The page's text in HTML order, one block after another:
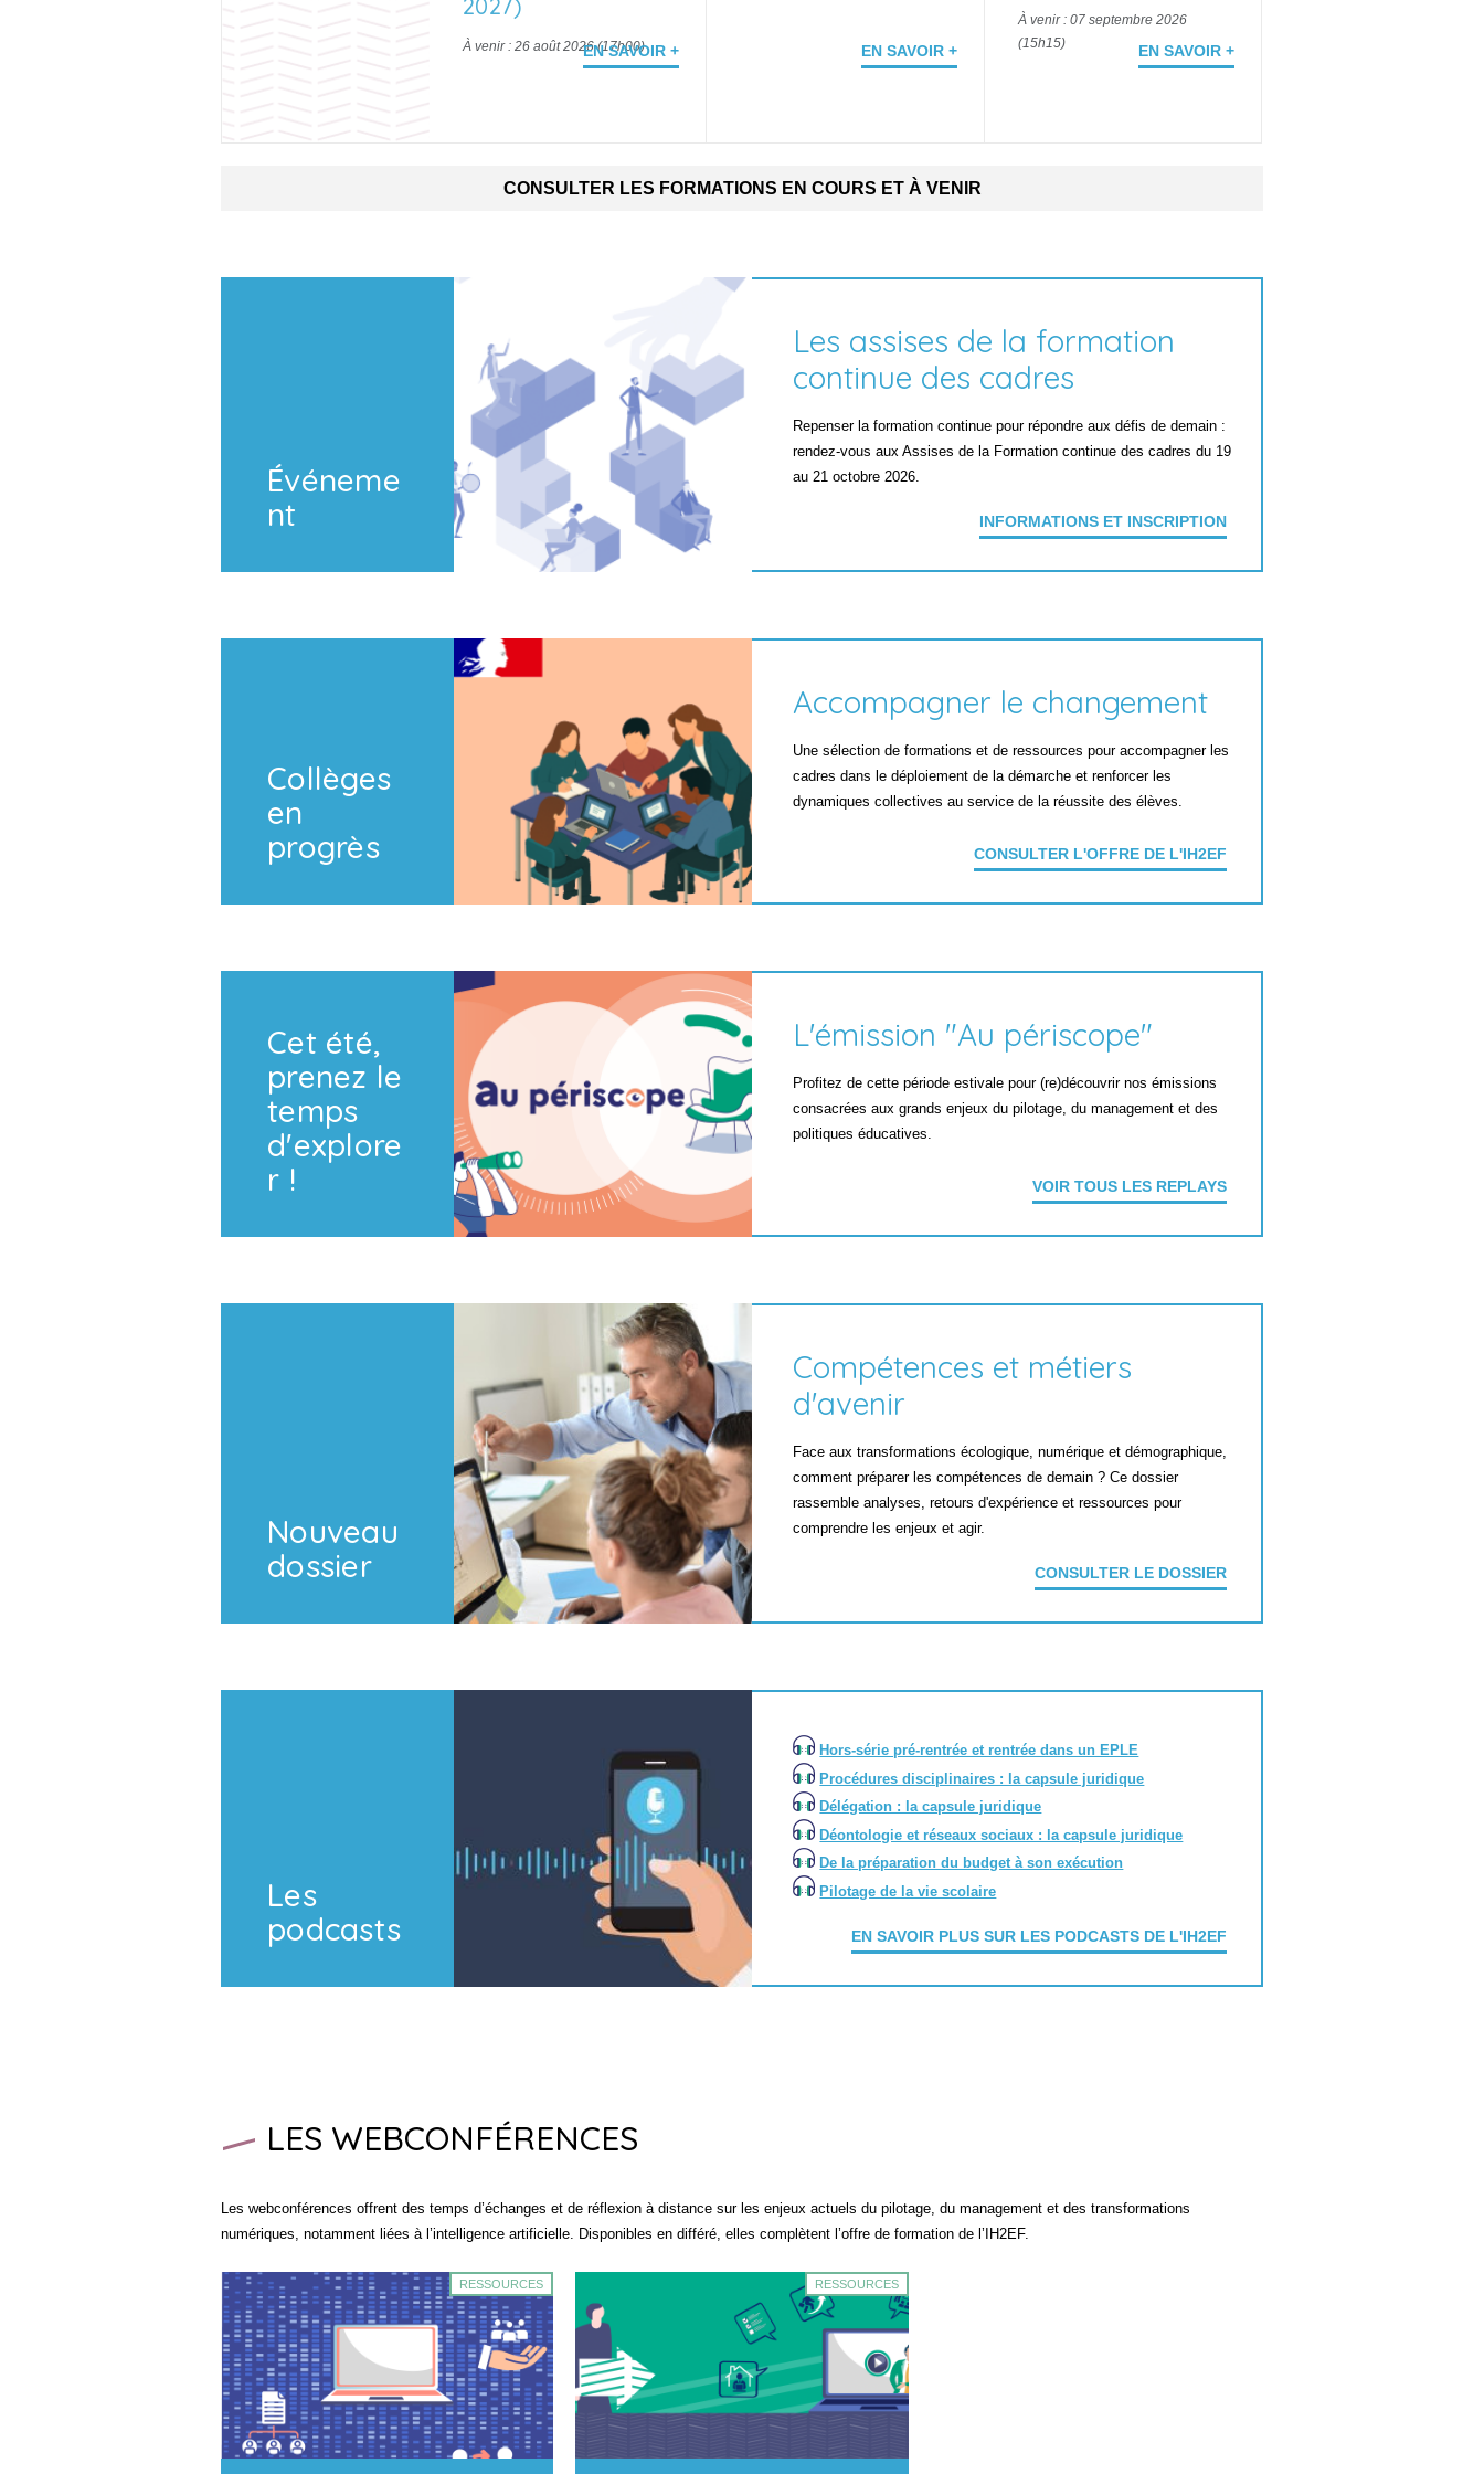
2027)
À venir : 26 août 2026 (17h00)
EN SAVOIR + EN SAVOIR +
À venir : 07 septembre 2026
(15h15)
EN SAVOIR +
CONSULTER LES FORMATIONS EN COURS ET À VENIR
Événeme
nt
Les assises de la formation
continue des cadres
Repenser la formation continue pour répondre aux défis de demain :
rendez-vous aux Assises de la Formation continue des cadres du 19
au 21 octobre 2026.
INFORMATIONS ET INSCRIPTION
Collèges
en
progrès
Accompagner le changement
Une sélection de formations et de ressources pour accompagner les
cadres dans le déploiement de la démarche et renforcer les
dynamiques collectives au service de la réussite des élèves.
CONSULTER L'OFFRE DE L'IH2EF
Cet été,
prenez le
temps
d'explore
r !
L'émission "Au périscope"
Profitez de cette période estivale pour (re)découvrir nos émissions
consacrées aux grands enjeux du pilotage, du management et des
politiques éducatives.
VOIR TOUS LES REPLAYS
Nouveau
dossier
Compétences et métiers
d'avenir
Face aux transformations écologique, numérique et démographique,
comment préparer les compétences de demain ? Ce dossier
rassemble analyses, retours d'expérience et ressources pour
comprendre les enjeux et agir.
CONSULTER LE DOSSIER
Les
podcasts
Hors-série pré-rentrée et rentrée dans un EPLE
Procédures disciplinaires : la capsule juridique
Délégation : la capsule juridique
Déontologie et réseaux sociaux : la capsule juridique
De la préparation du budget à son exécution
Pilotage de la vie scolaire
EN SAVOIR PLUS SUR LES PODCASTS DE L'IH2EF
LES WEBCONFÉRENCES
Les webconférences offrent des temps d’échanges et de réflexion à distance sur les enjeux actuels du pilotage, du management et des transformations
numériques, notamment liées à l’intelligence artificielle. Disponibles en différé, elles complètent l’offre de formation de l’IH2EF.
RESSOURCES RESSOURCES